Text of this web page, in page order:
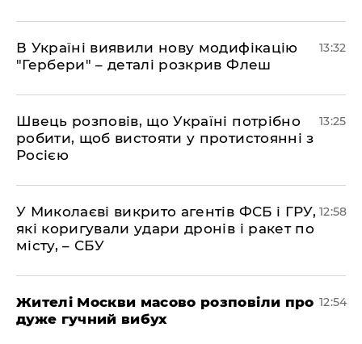
В Україні виявили нову модифікацію
"Гербери" – деталі розкрив Флеш
13:32
Швець розповів, що Україні потрібно
робити, щоб вистояти у протистоянні з
Росією
13:25
У Миколаєві викрито агентів ФСБ і ГРУ,
які коригували удари дронів і ракет по
місту, – СБУ
12:58
Жителі Москви масово розповіли про
дуже гучний вибух
12:54